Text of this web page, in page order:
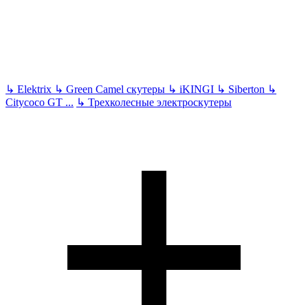
↳ Elektrix ↳ Green Camel скутеры ↳ iKINGI ↳ Siberton ↳
Citycoco GT ... ↳ Трехколесные электроскутеры